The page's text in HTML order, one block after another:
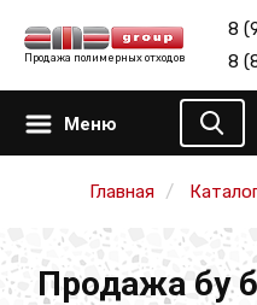
Продажа полимерных отходов
8
8
Меню
Главная
Продажа бу